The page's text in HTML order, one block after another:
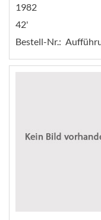
1982
42'
Bestell-Nr.: